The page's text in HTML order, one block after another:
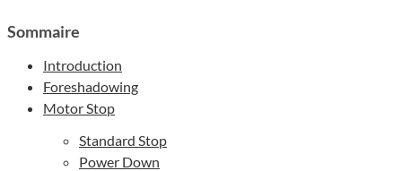
Sommaire
Introduction
Foreshadowing
Motor Stop
Standard Stop
Power Down